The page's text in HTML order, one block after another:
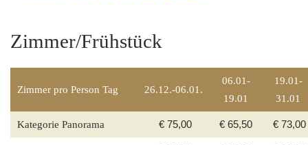
Zimmer/Frühstück
Zimmer pro Person Tag 26.12.-06.01.
06.01-
19.01
19.01-
31.01
Kategorie Panorama € 75,00 € 65,50 € 73,00